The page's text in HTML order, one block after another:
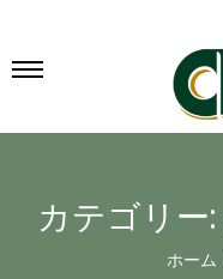
カテゴリー:
ホーム